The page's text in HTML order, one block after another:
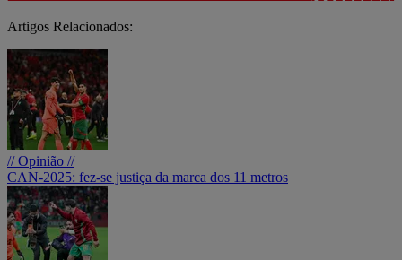
Artigos Relacionados:
// Opinião //
CAN-2025: fez-se justiça da marca dos 11 metros